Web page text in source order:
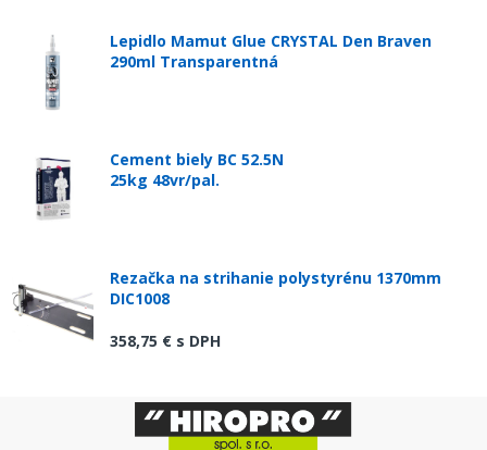
Lepidlo Mamut Glue CRYSTAL Den Braven
290ml Transparentná
Cement biely BC 52.5N
25kg 48vr/pal.
Rezačka na strihanie polystyrénu 1370mm
DIC1008
358,75 € s DPH